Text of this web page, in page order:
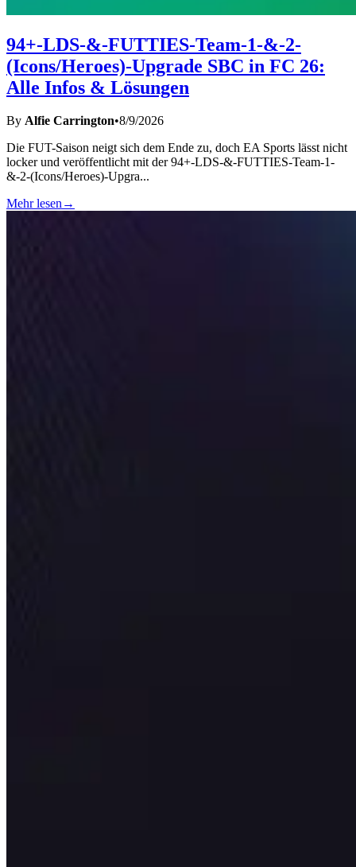
94+-LDS-&-FUTTIES-Team-1-&-2-
(Icons/Heroes)-Upgrade SBC in FC 26:
Alle Infos & Lösungen
By Alfie Carrington•8/9/2026
Die FUT-Saison neigt sich dem Ende zu, doch EA Sports lässt nicht
locker und veröffentlicht mit der 94+-LDS-&-FUTTIES-Team-1-
&-2-(Icons/Heroes)-Upgra...
Mehr lesen→